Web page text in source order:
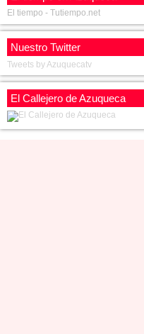
Alovera
Marchamalo
Cabanillas
Azuqueca
El tiempo - Tutiempo.net
Nuestro Twitter
Tweets by Azuquecatv
El Callejero de Azuqueca